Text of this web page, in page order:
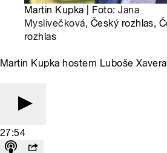
Martin Kupka | Foto:Jana
Myslivečková, Český rozhlas,
rozhlas
Martin Kupka hostem Luboše
27:54